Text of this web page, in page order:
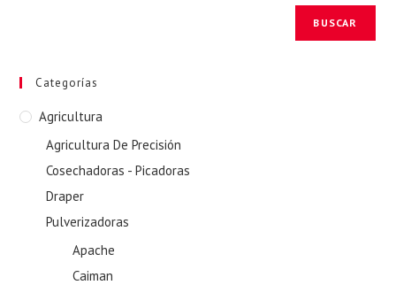
BUSCAR
Categorías
Agricultura
Agricultura De Precisión
Cosechadoras - Picadoras
Draper
Pulverizadoras
Apache
Caiman